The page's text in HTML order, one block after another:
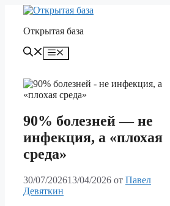
Перейти
содержимому
Открытая база
Меню
90% болезней — не
инфекция, а «плохая
среда»
30/07/202613/04/2026 от Павел
Девяткин